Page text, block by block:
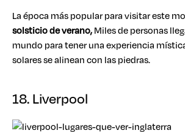
La época más popular para visitar este
solsticio de verano,Miles de personas
mundo para tener una experiencia
solares se alinean con las piedras.
18. Liverpool